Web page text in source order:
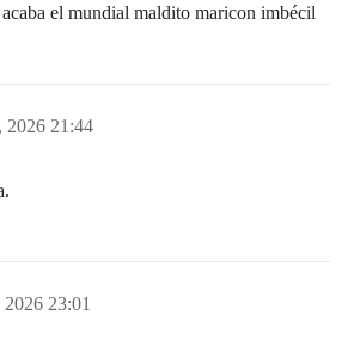
el mundial maldito maricon imbécil
2026 21:44
23:01